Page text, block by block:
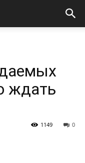
ждать
0
1149